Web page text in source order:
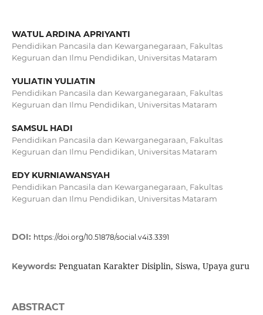
WATUL ARDINA APRIYANTI
Pendidikan Pancasila dan Kewarganegaraan, Fakultas
Keguruan dan Ilmu Pendidikan, Universitas Mataram
YULIATIN YULIATIN
Pendidikan Pancasila dan Kewarganegaraan, Fakultas
Keguruan dan Ilmu Pendidikan, Universitas Mataram
SAMSUL HADI
Pendidikan Pancasila dan Kewarganegaraan, Fakultas
Keguruan dan Ilmu Pendidikan, Universitas Mataram
EDY KURNIAWANSYAH
Pendidikan Pancasila dan Kewarganegaraan, Fakultas
Keguruan dan Ilmu Pendidikan, Universitas Mataram
DOI: https://doi.org/10.51878/social.v4i3.3391
Keywords: Penguatan Karakter Disiplin, Siswa, Upaya guru
ABSTRACT